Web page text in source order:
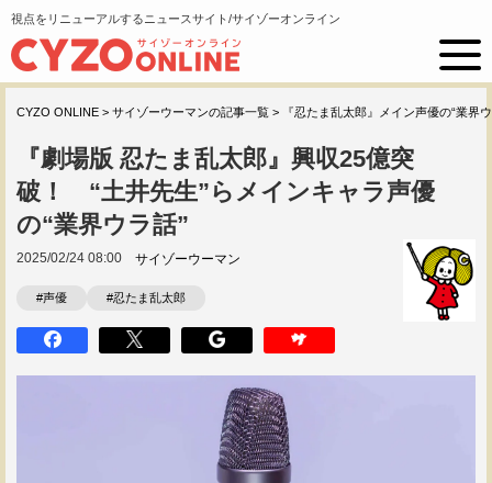
視点をリニューアルするニュースサイト/サイゾーオンライン
CYZO ONLINE > サイゾーウーマンの記事一覧 > 『忍たま乱太郎』メイン声優の“業界
『劇場版 忍たま乱太郎』興収25億突
破！ “土井先生”らメインキャラ声優
の“業界ウラ話”
2025/02/24 08:00 サイゾーウーマン
#声優 #忍たま乱太郎